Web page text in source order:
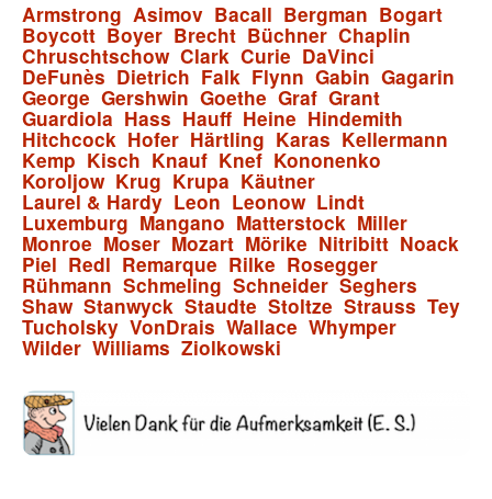
Armstrong Asimov Bacall Bergman Bogart
Boycott Boyer Brecht Büchner Chaplin
Chruschtschow Clark Curie DaVinci
DeFunès Dietrich Falk Flynn Gabin Gagarin
George Gershwin Goethe Graf Grant
Guardiola Hass Hauff Heine Hindemith
Hitchcock Hofer Härtling Karas Kellermann
Kemp Kisch Knauf Knef Kononenko
Koroljow Krug Krupa Käutner
Laurel & Hardy Leon Leonow Lindt
Luxemburg Mangano Matterstock Miller
Monroe Moser Mozart Mörike Nitribitt Noack
Piel Redl Remarque Rilke Rosegger
Rühmann Schmeling Schneider Seghers
Shaw Stanwyck Staudte Stoltze Strauss Tey
Tucholsky VonDrais Wallace Whymper
Wilder Williams Ziolkowski